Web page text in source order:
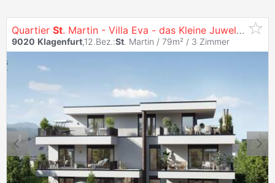
Quartier St. Martin - Villa Eva - das Kleine Juwel am Konradweg
9020 Klagenfurt,12.Bez.:St. Martin / 79m² / 3 Zimmer